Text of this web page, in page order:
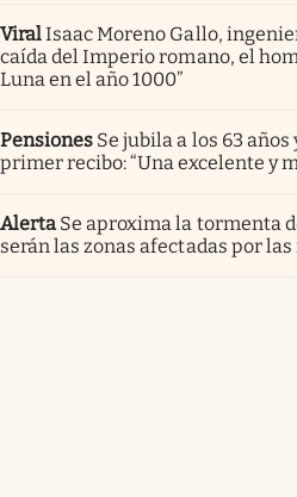
ViralIsaac Moreno Gallo,
caída del Imperio romano, el
Luna en el año 1000”
Pensiones Se jubila a los 63
primer recibo: “Una excelente y
Alerta Se aproxima la tormenta
serán las zonas afectadas por